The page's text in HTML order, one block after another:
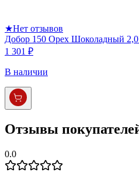
★Нет отзывов
Добор 150 Орех Шоколадный
1 301 ₽
В наличии
Отзывы
0.0